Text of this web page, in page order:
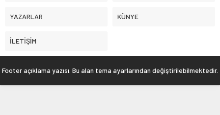
YAZARLAR KÜNYE
İLETİŞİM
Footer açıklama yazısı. Bu alan tema ayarlarından değiştirilebilmektedir.